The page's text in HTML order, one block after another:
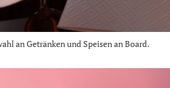
an Getränken und Speisen an Board.